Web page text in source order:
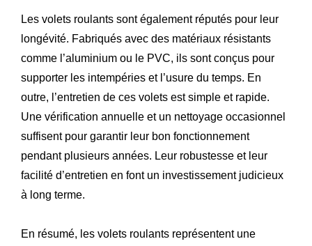
Les volets roulants sont également réputés pour leur
longévité. Fabriqués avec des matériaux résistants
comme l’aluminium ou le PVC, ils sont conçus pour
supporter les intempéries et l’usure du temps. En
outre, l’entretien de ces volets est simple et rapide.
Une vérification annuelle et un nettoyage occasionnel
suffisent pour garantir leur bon fonctionnement
pendant plusieurs années. Leur robustesse et leur
facilité d’entretien en font un investissement judicieux
à long terme.
En résumé, les volets roulants représentent une